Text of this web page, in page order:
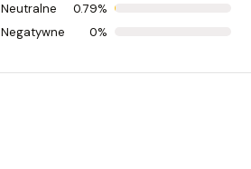
Neutralne
0.79%
Negatywne
0%